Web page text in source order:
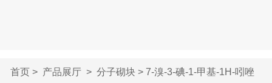
首页> 产品展厅> 分子砌块> 7-溴-3-碘-1-甲基-1H-吲唑